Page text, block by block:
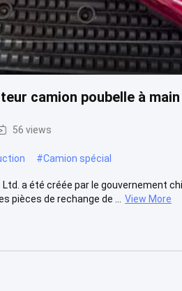
camion poubelle à
56 views
#Camion spécial
Ltd. a été créée par le gouvernement
pièces de rechange de ...
View More